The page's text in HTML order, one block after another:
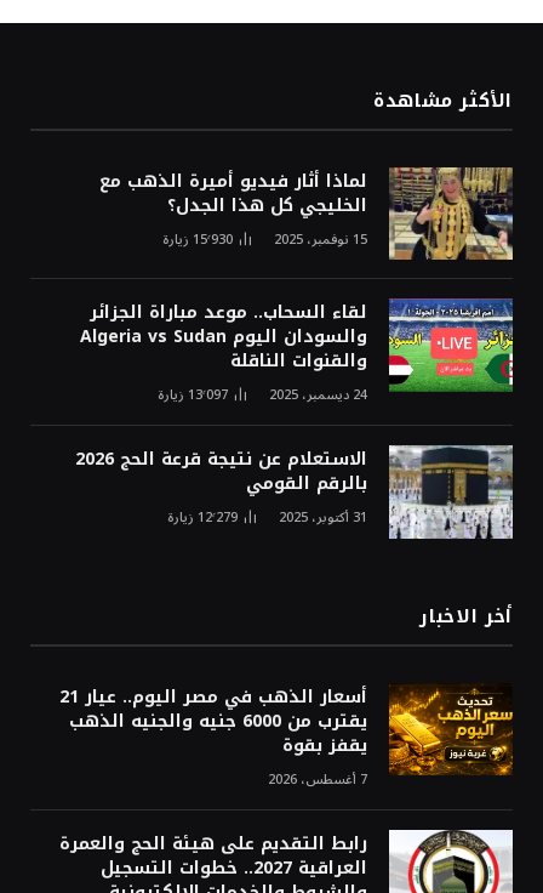
الأكثر مشاهدة
لماذا أثار فيديو أميرة الذهب مع
الخليجي كل هذا الجدل؟
15 نوفمبر، 2025 15٬930 زيارة
لقاء السحاب.. موعد مباراة الجزائر
والسودان اليوم Algeria vs Sudan
والقنوات الناقلة
24 ديسمبر، 2025 13٬097 زيارة
الاستعلام عن نتيجة قرعة الحج 2026
بالرقم القومي
31 أكتوبر، 2025 12٬279 زيارة
أخر الاخبار
أسعار الذهب في مصر اليوم.. عيار 21
يقترب من 6000 جنيه والجنيه الذهب
يقفز بقوة
7 أغسطس، 2026
رابط التقديم على هيئة الحج والعمرة
العراقية 2027.. خطوات التسجيل